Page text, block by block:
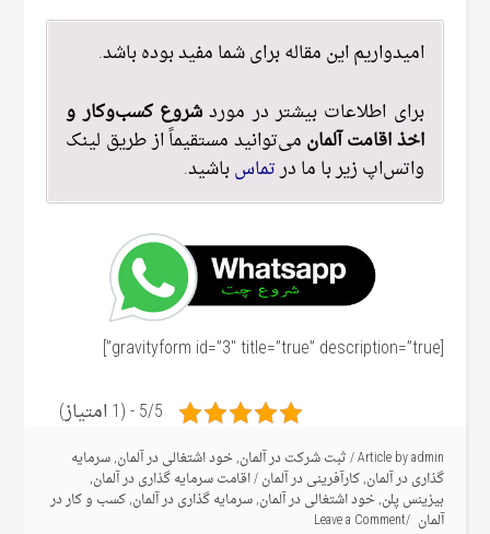
امیدواریم این مقاله برای شما مفید بوده باشد.
برای اطلاعات بیشتر در مورد شروع کسب‌وکار و
اخذ اقامت آلمان می‌توانید مستقیماً از طریق لینک
واتس‌اپ زیر با ما درتماسباشید.
[gravityform id=”3″ title=”true” description=”true”]
5/5 - (1 امتیاز)
Article byadmin
/ثبت شرکت در آلمان,خود اشتغالی در آلمان,سرمایه
گذاری در آلمان,کارآفرینی در آلمان/اقامت سرمایه گذاری در آلمان,
بیزینس پلن,خود اشتغالی در آلمان,سرمایه گذاری در آلمان,کسب و کار در
آلمان Leave a Comment